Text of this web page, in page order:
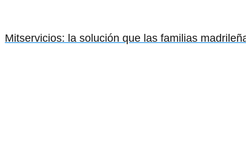
Mitservicios: la solución que las familias